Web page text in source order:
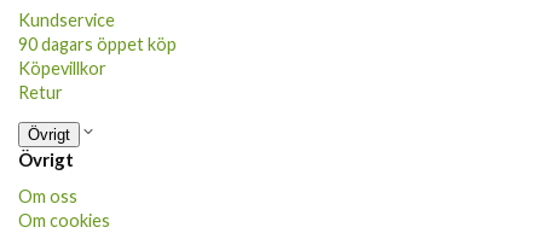
Kundservice
90 dagars öppet köp
Köpevillkor
Retur
Övrigt
Övrigt
Om oss
Om cookies